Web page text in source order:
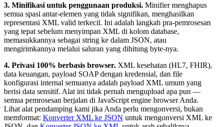
3. Minifikasi untuk penggunaan produksi. Minifier menghapus
semua spasi antar-elemen yang tidak signifikan, menghasilkan
representasi XML valid terkecil. Ini adalah langkah pra-pemrosesan
yang tepat sebelum menyimpan XML di kolom database,
memasukkannya sebagai string ke dalam JSON, atau
mengirimkannya melalui saluran yang dihitung byte-nya.
4. Privasi 100% berbasis browser. XML kesehatan (HL7, FHIR),
data keuangan, payload SOAP dengan kredensial, dan file
konfigurasi internal semuanya adalah payload XML umum yang
berisi data sensitif. Alat ini tidak pernah mengupload apa pun —
semua pemrosesan berjalan di JavaScript engine browser Anda.
Lihat alat pendamping kami jika Anda perlu mengonversi, bukan
memformat: Konverter XML ke JSON untuk mengonversi XML ke